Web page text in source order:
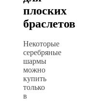
плоских
браслетов
Некоторые
серебряные
шармы
можно
купить
только
в